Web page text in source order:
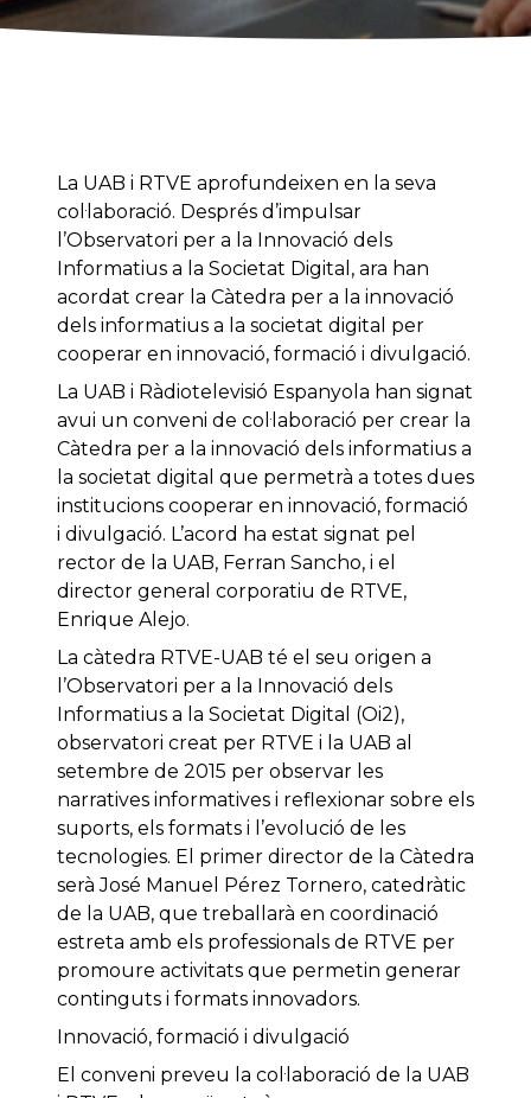
La UAB i RTVE aprofundeixen en la seva
col·laboració. Després d’impulsar
l’Observatori per a la Innovació dels
Informatius a la Societat Digital, ara han
acordat crear la Càtedra per a la innovació
dels informatius a la societat digital per
cooperar en innovació, formació i divulgació.
La UAB i Ràdiotelevisió Espanyola han signat
avui un conveni de col·laboració per crear la
Càtedra per a la innovació dels informatius a
la societat digital que permetrà a totes dues
institucions cooperar en innovació, formació
i divulgació. L’acord ha estat signat pel
rector de la UAB, Ferran Sancho, i el
director general corporatiu de RTVE,
Enrique Alejo.
La càtedra RTVE-UAB té el seu origen a
l’Observatori per a la Innovació dels
Informatius a la Societat Digital (Oi2),
observatori creat per RTVE i la UAB al
setembre de 2015 per observar les
narratives informatives i reflexionar sobre els
suports, els formats i l’evolució de les
tecnologies. El primer director de la Càtedra
serà José Manuel Pérez Tornero, catedràtic
de la UAB, que treballarà en coordinació
estreta amb els professionals de RTVE per
promoure activitats que permetin generar
continguts i formats innovadors.
Innovació, formació i divulgació
El conveni preveu la col·laboració de la UAB